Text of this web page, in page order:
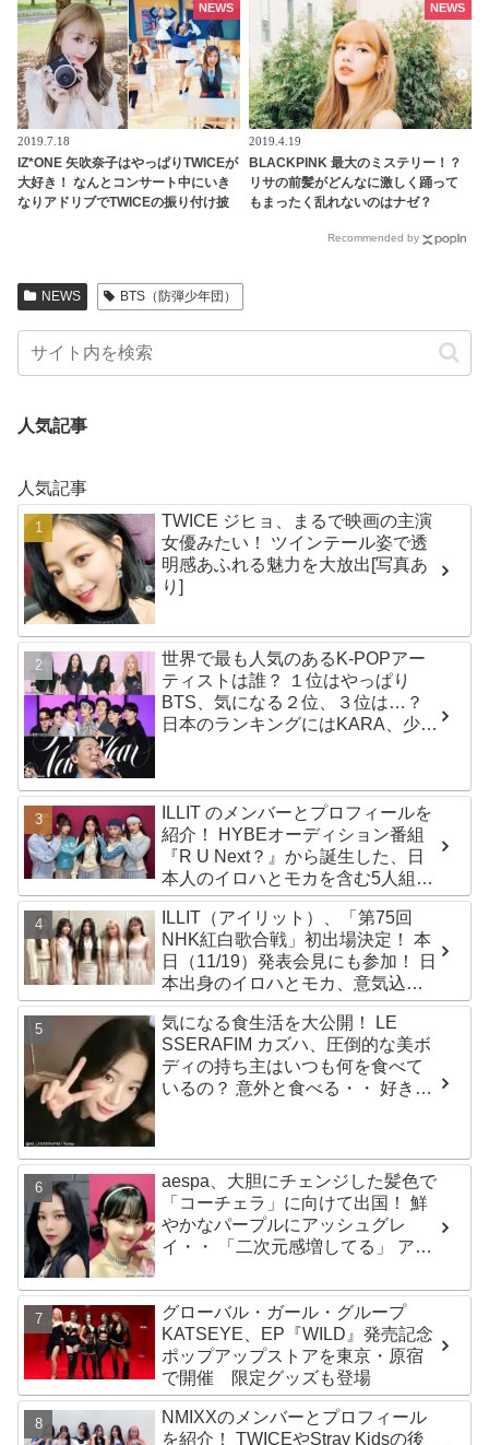
到… 自然な気遣いと素晴らしい機転
に脱帽
バラされるメンバーも！ 爆弾発言の
オンパレードに爆笑
2019.7.18
IZ*ONE 矢吹奈子はやっぱりTWICEが
大好き！ なんとコンサート中にいき
なりアドリブでTWICEの振り付け披
NEWS
2019.4.19
BLACKPINK 最大のミステリー！？
リサの前髪がどんなに激しく踊って
もまったく乱れないのはナゼ？
NEWS
Recommended by
NEWS BTS（防弾少年団）
人気記事
人気記事
TWICE ジヒョ、まるで映画の主演
女優みたい！ ツインテール姿で透
明感あふれる魅力を大放出[写真あ
り]
世界で最も人気のあるK-POPアー
ティストは誰？ １位はやっぱり
BTS、気になる２位、３位は…？
日本のランキングにはKARA、少女
ILLIT のメンバーとプロフィールを
紹介！ HYBEオーディション番組
『R U Next？』から誕生した、日
本人のイロハとモカを含む5人組ガ
ールズグループ！ デビュー曲
「Magnetic」がいきなりの大ヒッ
ト
ILLIT（アイリット）、「第75回
NHK紅白歌合戦」初出場決定！ 本
日（11/19）発表会見にも参加！ 日
本出身のイロハとモカ、意気込み
を語る「ずっと夢見てたステー
ジ…嬉しくて光栄」
気になる食生活を大公開！ LE
SSERAFIM カズハ、圧倒的な美ボ
ディの持ち主はいつも何を食べて
いるの？ 意外と食べる・・ 好きな
aespa、大胆にチェンジした髪色で
「コーチェラ」に向けて出国！ 鮮
やかなパープルにアッシュグレ
イ・・ 「二次元感増してる」 アバ
グローバル・ガール・グループ
KATSEYE、EP『WILD』発売記念
ポップアップストアを東京・原宿
で開催 限定グッズも登場
NMIXXのメンバーとプロフィール
を紹介！ TWICEやStray Kidsの後